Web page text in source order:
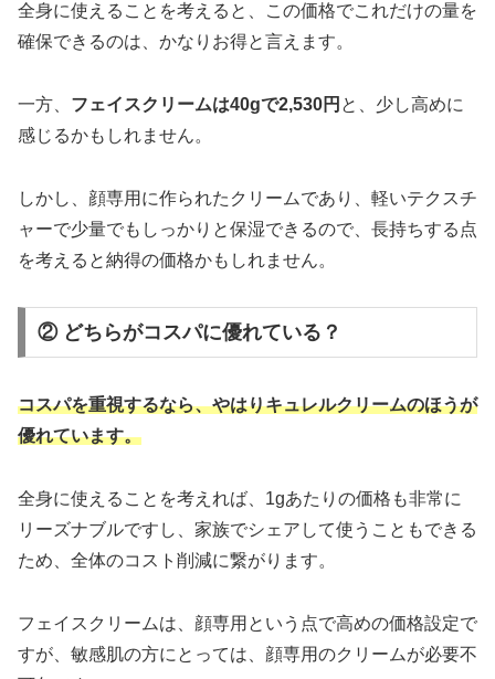
全身に使えることを考えると、この価格でこれだけの量を
確保できるのは、かなりお得と言えます。
一方、 フェイスクリームは40gで2,530円 と、少し高めに
感じるかもしれません。
しかし、顔専用に作られたクリームであり、軽いテクスチ
ャーで少量でもしっかりと保湿できるので、長持ちする点
を考えると納得の価格かもしれません。
② どちらがコスパに優れている？
コスパを重視するなら、やはりキュレルクリームのほうが
優れています。
全身に使えることを考えれば、1gあたりの価格も非常に
リーズナブルですし、家族でシェアして使うこともできる
ため、全体のコスト削減に繋がります。
フェイスクリームは、顔専用という点で高めの価格設定で
すが、敏感肌の方にとっては、顔専用のクリームが必要不